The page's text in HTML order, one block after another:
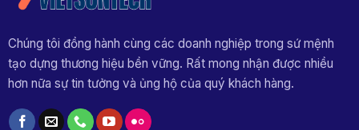
Chúng tôi đồng hành cùng các doanh nghiệp trong sứ mệnh
tạo dựng thương hiệu bền vững. Rất mong nhận được nhiều
hơn nữa sự tin tưởng và ủng hộ của quý khách hàng.